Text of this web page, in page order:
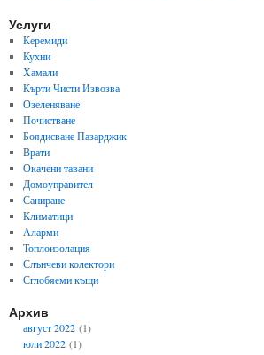
Услуги
Керемиди
Кухни
Хамали
Кърти Чисти Извозва
Озеленяване
Почистване
Боядисване Пазарджик
Врати
Окачени тавани
Домоуправител
Саниране
Климатици
Аларми
Топлоизолация
Слънчеви колектори
Сглобяеми къщи
Архив
август 2022(1)
юли 2022(1)